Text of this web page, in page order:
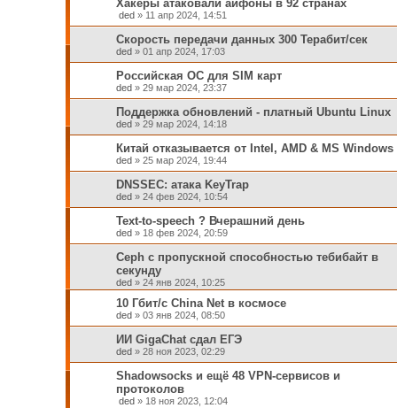
Хакеры атаковали айфоны в 92 странах
ded » 11 апр 2024, 14:51
Скорость передачи данных 300 Терабит/сек
ded » 01 апр 2024, 17:03
Российская ОС для SIM карт
ded » 29 мар 2024, 23:37
Поддержка обновлений - платный Ubuntu Linux
ded » 29 мар 2024, 14:18
Китай отказывается от Intel, AMD & MS Windows
ded » 25 мар 2024, 19:44
DNSSEC: атака KeyTrap
ded » 24 фев 2024, 10:54
Text-to-speech ? Вчерашний день
ded » 18 фев 2024, 20:59
Ceph c пропускной способностью тебибайт в
секунду
ded » 24 янв 2024, 10:25
10 Гбит/с China Net в космосе
ded » 03 янв 2024, 08:50
ИИ GigaChat сдал ЕГЭ
ded » 28 ноя 2023, 02:29
Shadowsocks и ещё 48 VPN-сервисов и
протоколов
ded » 18 ноя 2023, 12:04